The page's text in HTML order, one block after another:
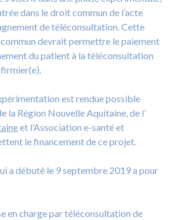
dans le droit commun de l’acte
de téléconsultation. Cette
devrait permettre le paiement
du patient à la téléconsultation
est rendue possible
la Région Nouvelle Aquitaine, de l’
et l’Association e-santé et
le financement de ce projet.
a débuté le 9 septembre 2019 a pour
en charge par téléconsultation de